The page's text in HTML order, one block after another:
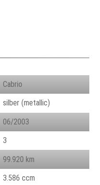
Cabrio
silber (metallic)
06/2003
3
99.920 km
3.586 ccm